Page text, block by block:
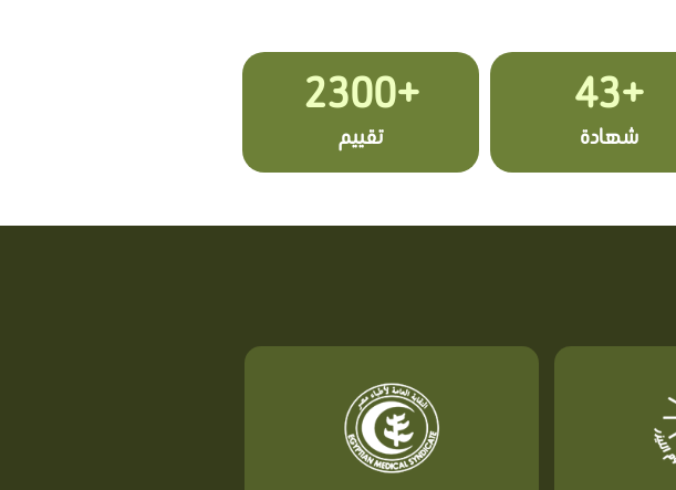
+43
شهادة
+2300
تقييم